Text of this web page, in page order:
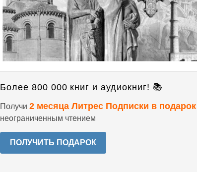
Более 800 000 книг и аудиокниг! 📚
Получи 2 месяца Литрес Подписки в подарок
неограниченным чтением
ПОЛУЧИТЬ ПОДАРОК